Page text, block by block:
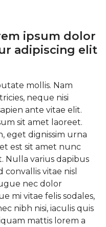
ipsum dolor
adipiscing elit
mollis. Nam
neque nisi
ante vitae elit.
sit amet laoreet.
eget dignissim urna
est sit amet nunc
Nulla varius dapibus
vitae nisl
nec dolor
mi vitae felis sodales,
nibh nisi, iaculis quis
mattis lorem a